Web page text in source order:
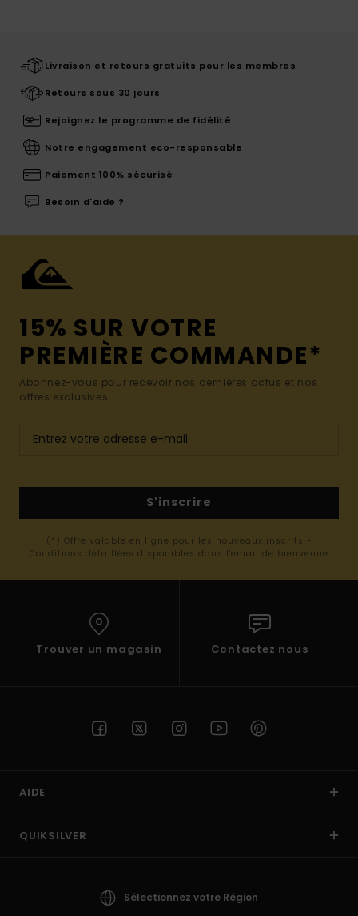
Livraison et retours gratuits pour les membres
Retours sous 30 jours
Rejoignez le programme de fidélité
Notre engagement eco-responsable
Paiement 100% sécurisé
Besoin d'aide ?
15% SUR VOTRE
PREMIÈRE COMMANDE*
Abonnez-vous pour recevoir nos dernières actus et nos
offres exclusives.
S'inscrire
(*) Offre valable en ligne pour les nouveaux inscrits -
Conditions détaillées disponibles dans l'email de bienvenue
Trouver un magasin Contactez nous
AIDE
QUIKSILVER
Sélectionnez votre Région